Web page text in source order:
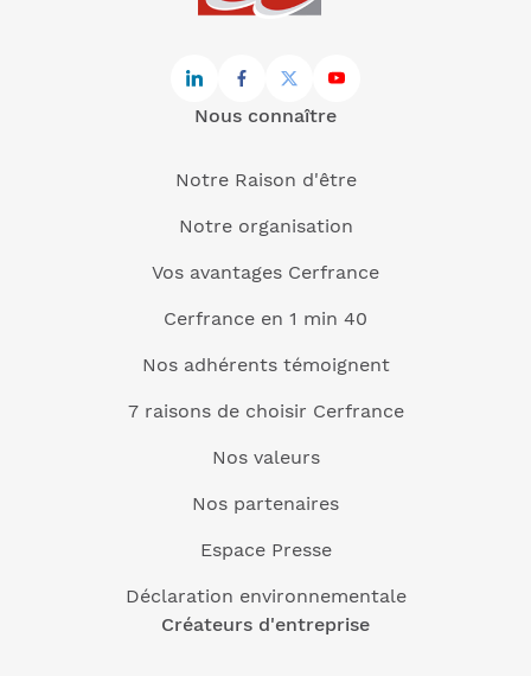
Nous connaître
Notre Raison d'être
Notre organisation
Vos avantages Cerfrance
Cerfrance en 1 min 40
Nos adhérents témoignent
7 raisons de choisir Cerfrance
Nos valeurs
Nos partenaires
Espace Presse
Déclaration environnementale
Créateurs d'entreprise